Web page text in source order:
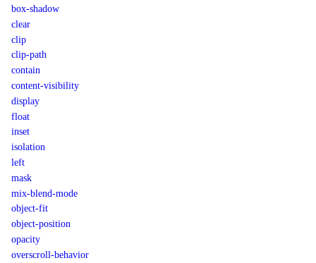
box-shadow
clear
clip
clip-path
contain
content-visibility
display
float
inset
isolation
left
mask
mix-blend-mode
object-fit
object-position
opacity
overscroll-behavior